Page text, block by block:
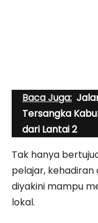
Baca Juga:
Tersangka
dari Lantai 2
Tak hanya
pelajar,
diyakini mampu
lokal.